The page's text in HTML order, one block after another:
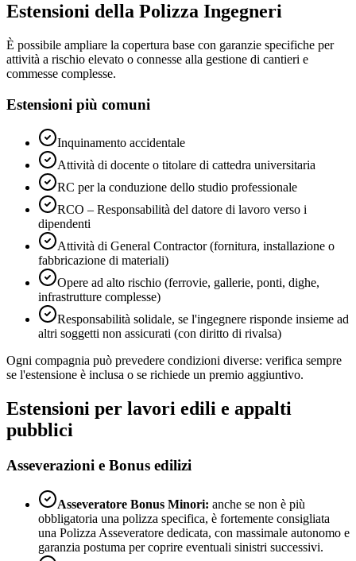
Estensioni della Polizza Ingegneri
È possibile ampliare la copertura base con garanzie specifiche per
attività a rischio elevato o connesse alla gestione di cantieri e
commesse complesse.
Estensioni più comuni
Inquinamento accidentale
Attività di docente o titolare di cattedra universitaria
RC per la conduzione dello studio professionale
RCO – Responsabilità del datore di lavoro verso i
dipendenti
Attività di General Contractor (fornitura, installazione o
fabbricazione di materiali)
Opere ad alto rischio (ferrovie, gallerie, ponti, dighe,
infrastrutture complesse)
Responsabilità solidale, se l'ingegnere risponde insieme ad
altri soggetti non assicurati (con diritto di rivalsa)
Ogni compagnia può prevedere condizioni diverse: verifica sempre
se l'estensione è inclusa o se richiede un premio aggiuntivo.
Estensioni per lavori edili e appalti
pubblici
Asseverazioni e Bonus edilizi
Asseveratore Bonus Minori: anche se non è più
obbligatoria una polizza specifica, è fortemente consigliata
una Polizza Asseveratore dedicata, con massimale autonomo e
garanzia postuma per coprire eventuali sinistri successivi.